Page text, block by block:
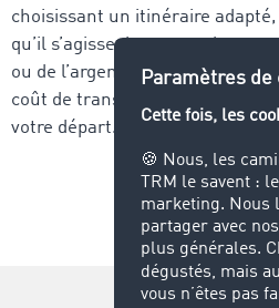
choisissant un itinéraire adapté,
qu’il s’agisse de gagner du temps
ou de l’argent, et connaître le
coût de transport précis avant
votre départ.